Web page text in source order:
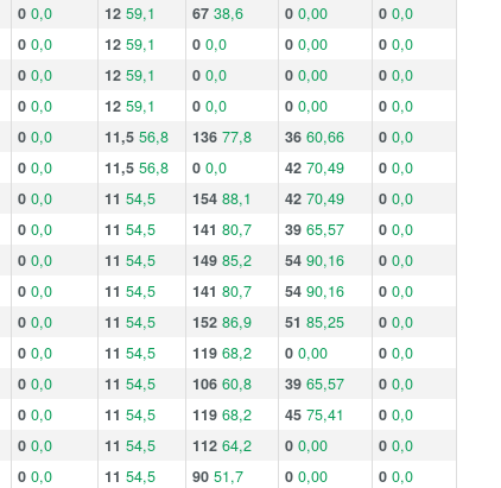
0 0,0 12 59,1 67 38,6 0 0,00 0 0,0
0 0,0 12 59,1 0 0,0 0 0,00 0 0,0
0 0,0 12 59,1 0 0,0 0 0,00 0 0,0
0 0,0 12 59,1 0 0,0 0 0,00 0 0,0
0 0,0 11,5 56,8 136 77,8 36 60,66 0 0,0
0 0,0 11,5 56,8 0 0,0 42 70,49 0 0,0
0 0,0 11 54,5 154 88,1 42 70,49 0 0,0
0 0,0 11 54,5 141 80,7 39 65,57 0 0,0
0 0,0 11 54,5 149 85,2 54 90,16 0 0,0
0 0,0 11 54,5 141 80,7 54 90,16 0 0,0
0 0,0 11 54,5 152 86,9 51 85,25 0 0,0
0 0,0 11 54,5 119 68,2 0 0,00 0 0,0
0 0,0 11 54,5 106 60,8 39 65,57 0 0,0
0 0,0 11 54,5 119 68,2 45 75,41 0 0,0
0 0,0 11 54,5 112 64,2 0 0,00 0 0,0
0 0,0 11 54,5 90 51,7 0 0,00 0 0,0